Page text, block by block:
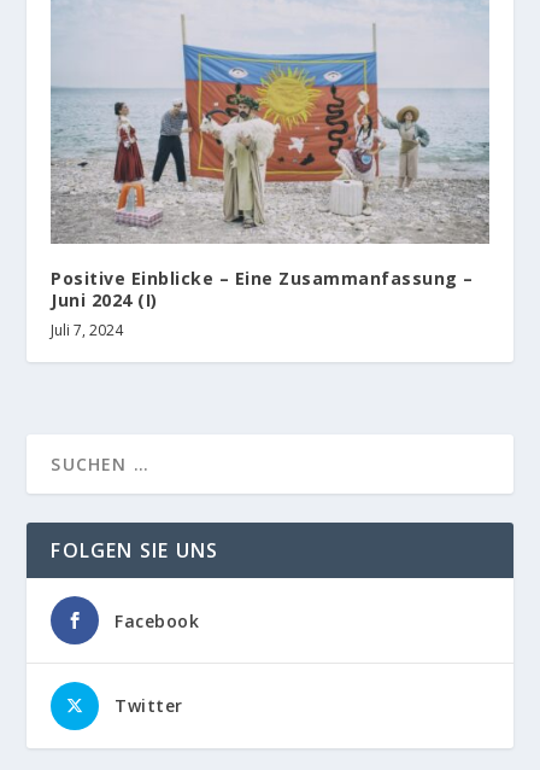
Positive Einblicke – Eine Zusammanfassung –
Juni 2024 (I)
Juli 7, 2024
FOLGEN SIE UNS
Facebook
Twitter